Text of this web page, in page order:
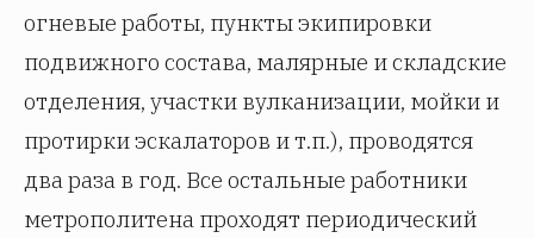
огневые работы, пункты экипировки
подвижного состава, малярные и складские
отделения, участки вулканизации, мойки и
протирки эскалаторов и т.п.), проводятся
два раза в год. Все остальные работники
метрополитена проходят периодический